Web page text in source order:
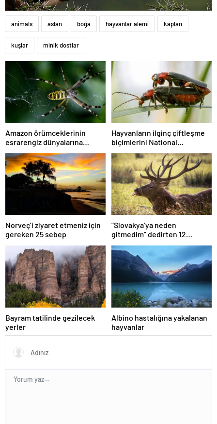
animals aslan boğa hayvanlar alemi kaplan
kuşlar minik dostlar
Amazon örümceklerinin
esrarengiz dünyalarına
gitmeye hazır olun.
Hayvanların ilginç çiftleşme
biçimlerini National
Geographic görüntüledi.
Norveç’i ziyaret etmeniz için
gereken 25 sebep
“Slovakya’ya neden
gitmedim” dedirten 12
fotoğraf
Bayram tatilinde gezilecek
yerler
Albino hastalığına yakalanan
hayvanlar